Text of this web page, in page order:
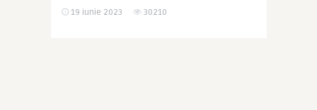
19 iunie 2023 30210